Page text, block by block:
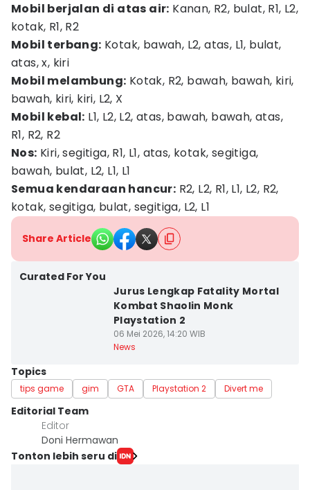
Mobil berjalan di atas air: Kanan, R2, bulat, R1, L2,
kotak, R1, R2
Mobil terbang: Kotak, bawah, L2, atas, L1, bulat,
atas, x, kiri
Mobil melambung: Kotak, R2, bawah, bawah, kiri,
bawah, kiri, kiri, L2, X
Mobil kebal: L1, L2, L2, atas, bawah, bawah, atas,
R1, R2, R2
Nos: Kiri, segitiga, R1, L1, atas, kotak, segitiga,
bawah, bulat, L2, L1, L1
Semua kendaraan hancur: R2, L2, R1, L1, L2, R2,
kotak, segitiga, bulat, segitiga, L2, L1
Share Article
Curated For You
Jurus Lengkap Fatality Mortal
Kombat Shaolin Monk
Playstation 2
06 Mei 2026, 14:20 WIB
News
Topics
tips game gim GTA Playstation 2 Divert me
Editorial Team
Editor
Doni Hermawan
Tonton lebih seru di